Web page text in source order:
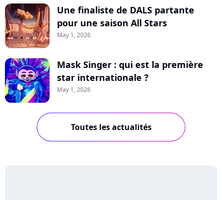
Une finaliste de DALS partante
pour une saison All Stars
May 1, 2026
Mask Singer : qui est la première
star internationale ?
May 1, 2026
Toutes les actualités